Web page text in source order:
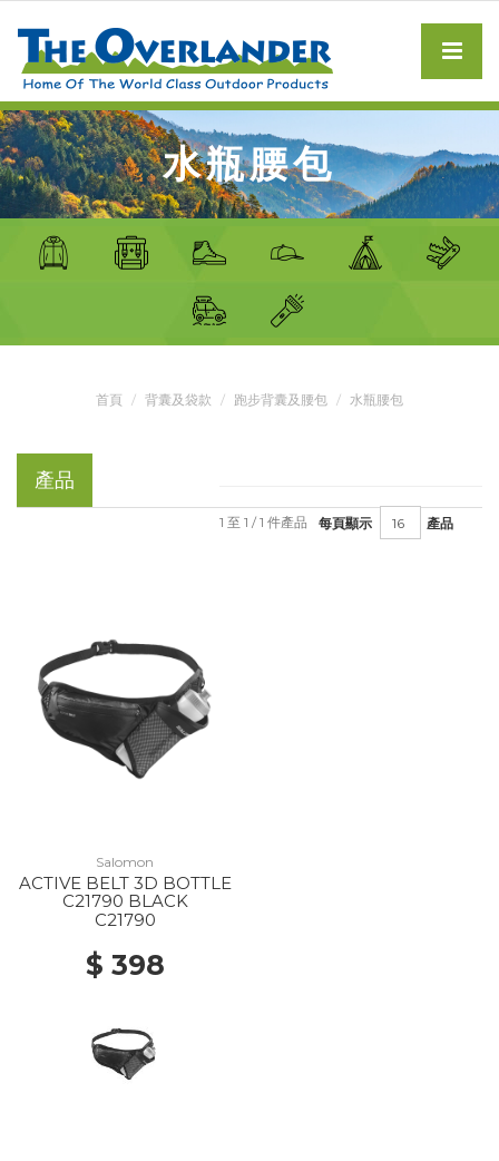
水瓶腰包
首頁 背囊及袋款 跑步背囊及腰包 水瓶腰包
產品
每頁顯示 產品
1 至 1 / 1 件產品
Salomon
ACTIVE BELT 3D BOTTLE
C21790 BLACK
C21790
$ 398